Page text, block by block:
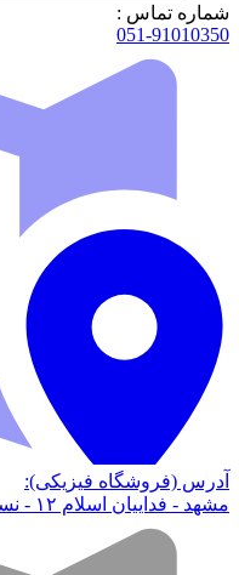
شماره تماس :
051-91010350
آدرس (فروشگاه فیزیکی):
مشهد - فداییان اسلام ۱۲ - نسترن ۲۲ - کامپیوترفدک